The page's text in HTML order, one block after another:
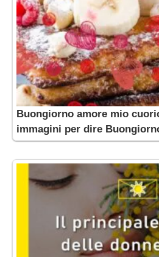
Buongiorno amore mio
immagini per dire